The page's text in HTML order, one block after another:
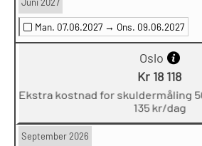
Man. 07.06.2027 → Ons. 09.06.2027
Oslo
Kr 18 118
Ekstra kostnad for skuldermåling
135 kr/dag
September 2026